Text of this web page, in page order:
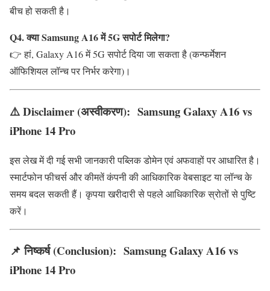
बीच हो सकती है।
Q4. क्या Samsung A16 में 5G सपोर्ट मिलेगा?
👉 हां, Galaxy A16 में 5G सपोर्ट दिया जा सकता है (कन्फर्मेशन
ऑफिशियल लॉन्च पर निर्भर करेगा)।
⚠️Disclaimer (अस्वीकरण): Samsung Galaxy A16 vs
iPhone 14 Pro
इस लेख में दी गई सभी जानकारी पब्लिक डोमेन एवं अफवाहों पर आधारित है।
स्मार्टफोन फीचर्स और कीमतें कंपनी की आधिकारिक वेबसाइट या लॉन्च के
समय बदल सकती हैं। कृपया खरीदारी से पहले आधिकारिक स्रोतों से पुष्टि
करें।
📌निष्कर्ष (Conclusion): Samsung Galaxy A16 vs
iPhone 14 Pro